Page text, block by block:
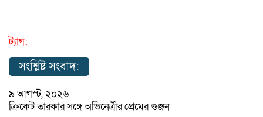
ট্যাগ:
সংশ্লিষ্ট সংবাদ:
৯ আগস্ট, ২০২৬
ক্রিকেট তারকার সঙ্গে অভিনেত্রীর প্রেমের গুঞ্জন